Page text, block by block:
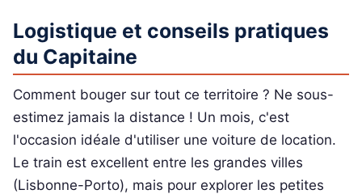
Logistique et conseils pratiques
du Capitaine
Comment bouger sur tout ce territoire ? Ne sous-
estimez jamais la distance ! Un mois, c'est
l'occasion idéale d'utiliser une voiture de location.
Le train est excellent entre les grandes villes
(Lisbonne-Porto), mais pour explorer les petites